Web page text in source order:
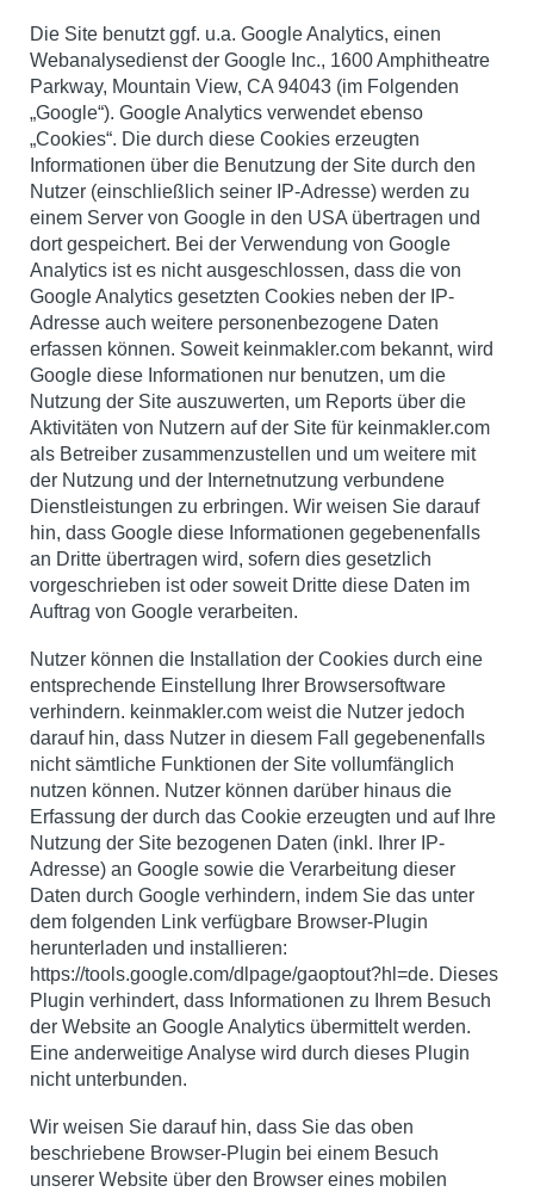
Die Site benutztggf. u.a. Google Analytics, einen
Webanalysedienst der Google Inc., 1600 Amphitheatre
Parkway, Mountain View, CA 94043 (im Folgenden
„Google“). Google Analytics verwendet ebenso
„Cookies“. Die durch diese Cookies erzeugten
Informationen über die Benutzung der Site durch den
Nutzer (einschließlich seiner IP-Adresse) werden zu
einem Server von Google in den USA übertragen und
dort gespeichert. Bei der Verwendung von Google
Analytics ist es nicht ausgeschlossen, dass die von
Google Analytics gesetzten Cookies neben der IP-
Adresse auch weitere personenbezogene Daten
erfassen können. Soweit keinmakler.com bekannt, wird
Google diese Informationen nur benutzen, um die
Nutzung der Site auszuwerten, um Reports über die
Aktivitäten von Nutzern auf der Site für keinmakler.com
als Betreiber zusammenzustellen und um weitere mit
der Nutzung und der Internetnutzung verbundene
Dienstleistungen zu erbringen. Wir weisen Sie darauf
hin, dass Google diese Informationen gegebenenfalls
an Dritte übertragen wird, sofern dies gesetzlich
vorgeschrieben ist oder soweit Dritte diese Daten im
Auftrag von Google verarbeiten.
Nutzer können die Installation der Cookies durch eine
entsprechende Einstellung Ihrer Browsersoftware
verhindern. keinmakler.com weist die Nutzer jedoch
darauf hin, dass Nutzer in diesem Fall gegebenenfalls
nicht sämtliche Funktionen der Site vollumfänglich
nutzen können. Nutzer können darüber hinaus die
Erfassung der durch das Cookie erzeugten und auf Ihre
Nutzung der Site bezogenen Daten (inkl. Ihrer IP-
Adresse) an Google sowie die Verarbeitung dieser
Daten durch Google verhindern, indem Sie das unter
dem folgenden Link verfügbare Browser-Plugin
herunterladen und installieren:
https://tools.google.com/dlpage/gaoptout?hl=de. Dieses
Plugin verhindert, dass Informationen zu Ihrem Besuch
der Website an Google Analytics übermittelt werden.
Eine anderweitige Analyse wird durch dieses Plugin
nicht unterbunden.
Wir weisen Sie darauf hin, dass Sie das oben
beschriebene Browser-Plugin bei einem Besuch
unserer Website über den Browser eines mobilen